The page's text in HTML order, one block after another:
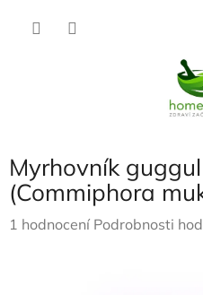
Myrhovník
(Commiphora
Průměrné
1 hodnocení Podrobnosti